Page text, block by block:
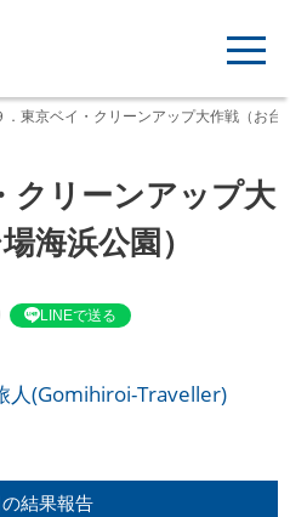
．東京ベイ・クリーンアップ大作戦（お台
クリーンアップ大
海浜公園）
LINEで送る
人(Gomihiroi-Traveller)
結果報告